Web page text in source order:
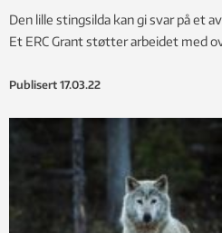
Den lille stingsilda kan gi svar på et
Et ERC Grant støtter arbeidet med
Publisert 17.03.22